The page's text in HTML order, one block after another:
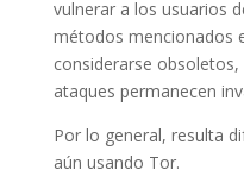
vulnerar a los usuarios
métodos mencionados
considerarse
ataques permanecen
Por lo general, resulta
aún usando Tor.